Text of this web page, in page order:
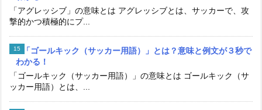
「アグレッシブ」の意味とは アグレッシブとは、サッカーで、攻
撃的かつ積極的にプ...
「ゴールキック（サッカー用語）」とは？意味と例文が３秒で
わかる！
「ゴールキック（サッカー用語）」の意味とは ゴールキック（サ
ッカー用語）とは、...